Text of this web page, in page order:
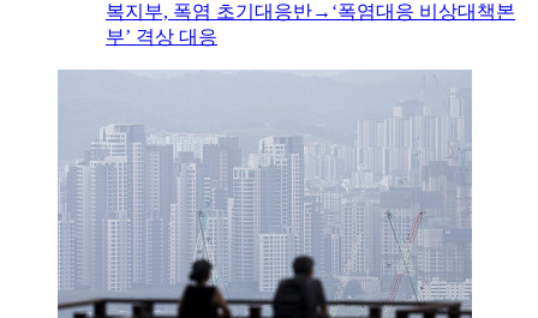
복지부, 폭염 초기대응반→‘폭염대응 비상대책본
부’ 격상 대응